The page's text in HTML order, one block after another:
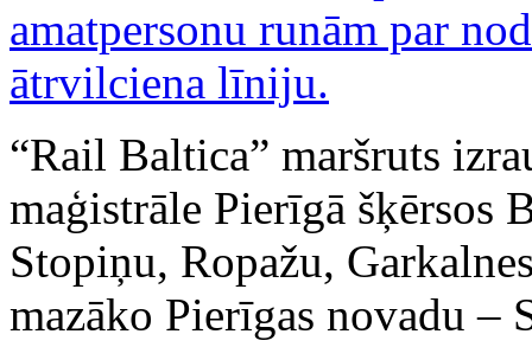
“Rail Baltica” maršruts
maģistrāle Pierīgā šķērsos
Stopiņu, Ropažu,
mazāko Pierīgas novadu –